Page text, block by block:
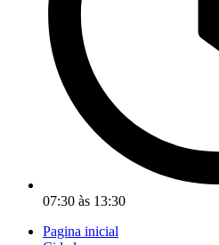
07:30 às 13:30
Pagina inicial